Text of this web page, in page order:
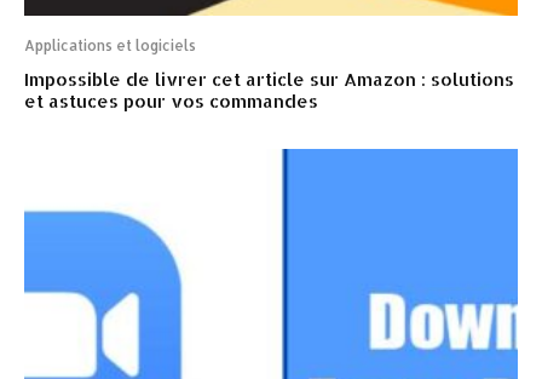
Applications et logiciels
Impossible de livrer cet article sur Amazon : solutions
et astuces pour vos commandes